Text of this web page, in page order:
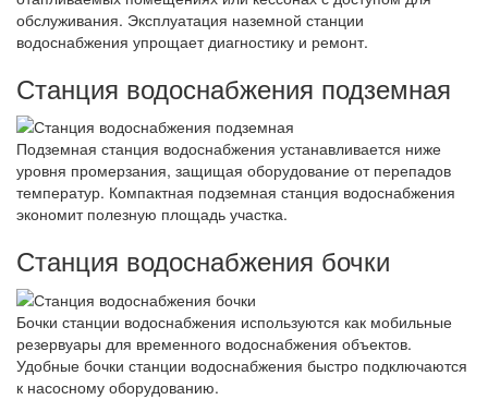
обслуживания. Эксплуатация наземной станции
водоснабжения упрощает диагностику и ремонт.
Станция водоснабжения подземная
Подземная станция водоснабжения устанавливается ниже
уровня промерзания, защищая оборудование от перепадов
температур. Компактная подземная станция водоснабжения
экономит полезную площадь участка.
Станция водоснабжения бочки
Бочки станции водоснабжения используются как мобильные
резервуары для временного водоснабжения объектов.
Удобные бочки станции водоснабжения быстро подключаются
к насосному оборудованию.